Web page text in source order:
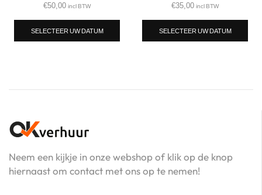
€50,00 incl BTW
SELECTEER UW DATUM
€35,00 incl BTW
SELECTEER UW DATUM
Neem een kijkje in onze webshop of klik op de knop
hiernaast om contact met ons op te nemen!